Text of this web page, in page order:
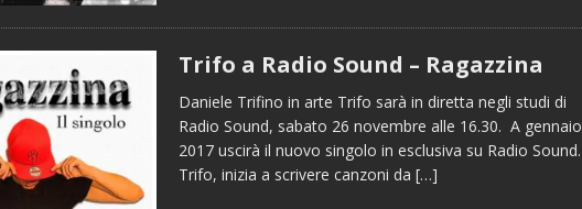
Trifo a Radio Sound – Ragazzina
Daniele Trifino in arte Trifo sarà in diretta negli studi di
Radio Sound, sabato 26 novembre alle 16.30. A gennaio
2017 uscirà il nuovo singolo in esclusiva su Radio Sound.
Trifo, inizia a scrivere canzoni da […]